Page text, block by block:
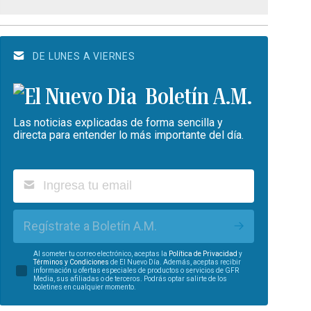
DE LUNES A VIERNES
Boletín A.M.
Las noticias explicadas de forma sencilla y
directa para entender lo más importante del día.
Regístrate a Boletín A.M.
Al someter tu correo electrónico, aceptas la Política de Privacidad y
Términos y Condiciones de El Nuevo Día. Además, aceptas recibir
información u ofertas especiales de productos o servicios de GFR
Media, sus afiliadas o de terceros. Podrás optar salirte de los
boletines en cualquier momento.